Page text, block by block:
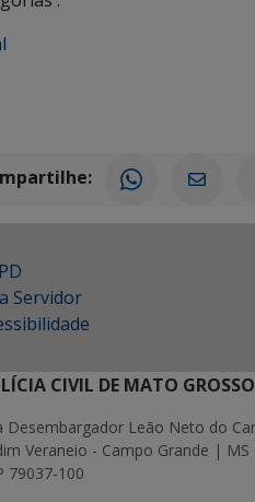
Servidor
CIVIL DE MATO
Desembargador Leão Neto do
Veraneio - Campo Grande | MS
79037-100